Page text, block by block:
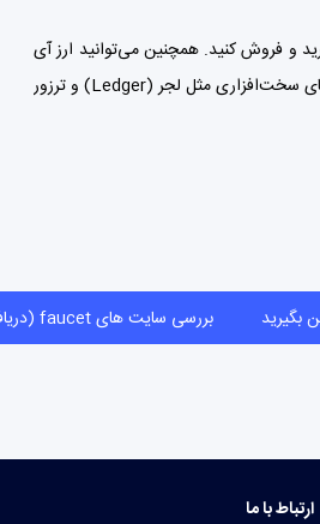
و فروش کنید. همچنین می‌توانید ارز آی
های سخت‌افزاری مثل لجر (Ledger) و ترزور
بررسی سایت های faucet (دریافت ارز دیجیتال رایگان)
ارتباط با ما